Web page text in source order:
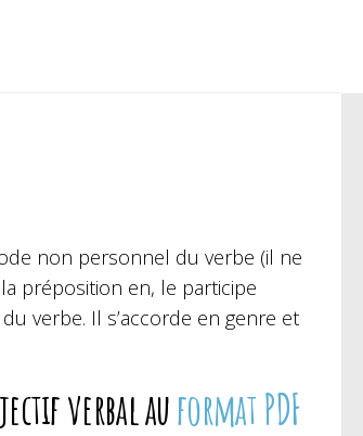
non personnel du verbe (il ne
préposition en, le participe
verbe. Il s’accorde en genre et
verbal auformat PDF